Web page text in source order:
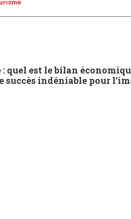
quel est le bilan
indéniable pour